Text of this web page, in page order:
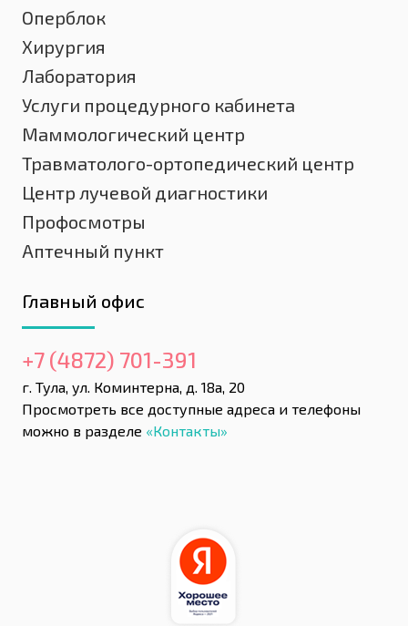
Оперблок
Хирургия
Лаборатория
Услуги процедурного кабинета
Маммологический центр
Травматолого-ортопедический центр
Центр лучевой диагностики
Профосмотры
Аптечный пункт
Главный офис
+7 (4872) 701-391
г. Тула, ул. Коминтерна, д. 18а, 20
Просмотреть все доступные адреса и телефоны
можно в разделе «Контакты»